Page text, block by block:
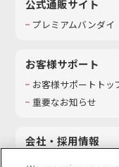
公式通販サイト
プレミアムバンダイ
お客様サポート
お客様サポートトッ
重要なお知らせ
会社・採用情報